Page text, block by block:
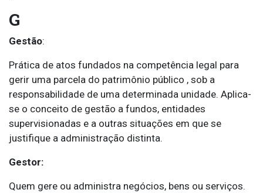
G
Gestão:
Prática de atos fundados na competência legal para
gerir uma parcela do patrimônio público , sob a
responsabilidade de uma determinada unidade. Aplica-
se o conceito de gestão a fundos, entidades
supervisionadas e a outras situações em que se
justifique a administração distinta.
Gestor:
Quem gere ou administra negócios, bens ou serviços.